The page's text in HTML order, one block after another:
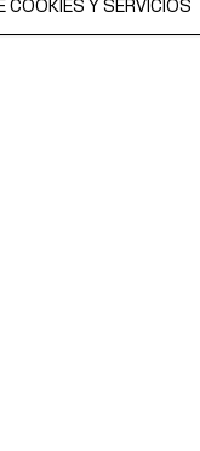
por copyright y es
COOKIES Y SERVICIOS